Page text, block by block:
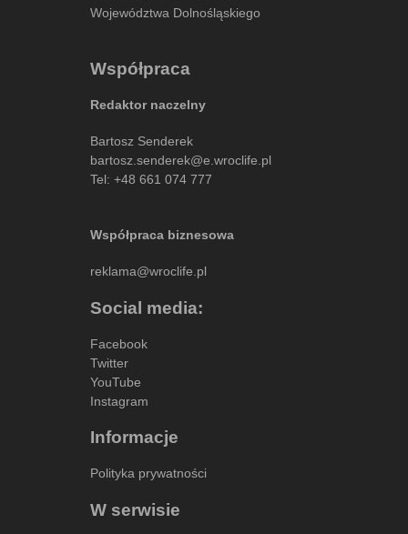
Województwa Dolnośląskiego
Współpraca
Redaktor naczelny
Bartosz Senderek
bartosz.senderek@e.wroclife.pl
Tel: +48 661 074 777
Współpraca biznesowa
reklama@wroclife.pl
Social media:
Facebook
Twitter
YouTube
Instagram
Informacje
Polityka prywatności
W serwisie